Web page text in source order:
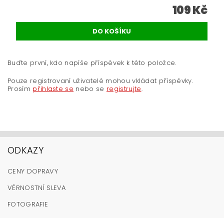
109 Kč
Buďte první, kdo napíše příspěvek k této položce.
Pouze registrovaní uživatelé mohou vkládat příspěvky.
Prosím přihlaste se nebo se registrujte.
ODKAZY
CENY DOPRAVY
VĚRNOSTNÍ SLEVA
FOTOGRAFIE